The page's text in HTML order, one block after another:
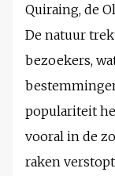
Quiraing, de
De natuur
bezoekers,
populariteit
vooral in de
raken